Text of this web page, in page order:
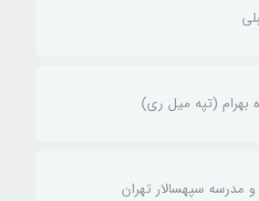
بهرام (تپه میل ری)
مدرسه سپهسالار تهران